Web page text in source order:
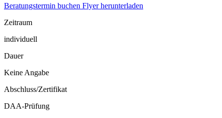
Beratungstermin buchen Flyer herunterladen
Zeitraum
individuell
Dauer
Keine Angabe
Abschluss/Zertifikat
DAA-Prüfung